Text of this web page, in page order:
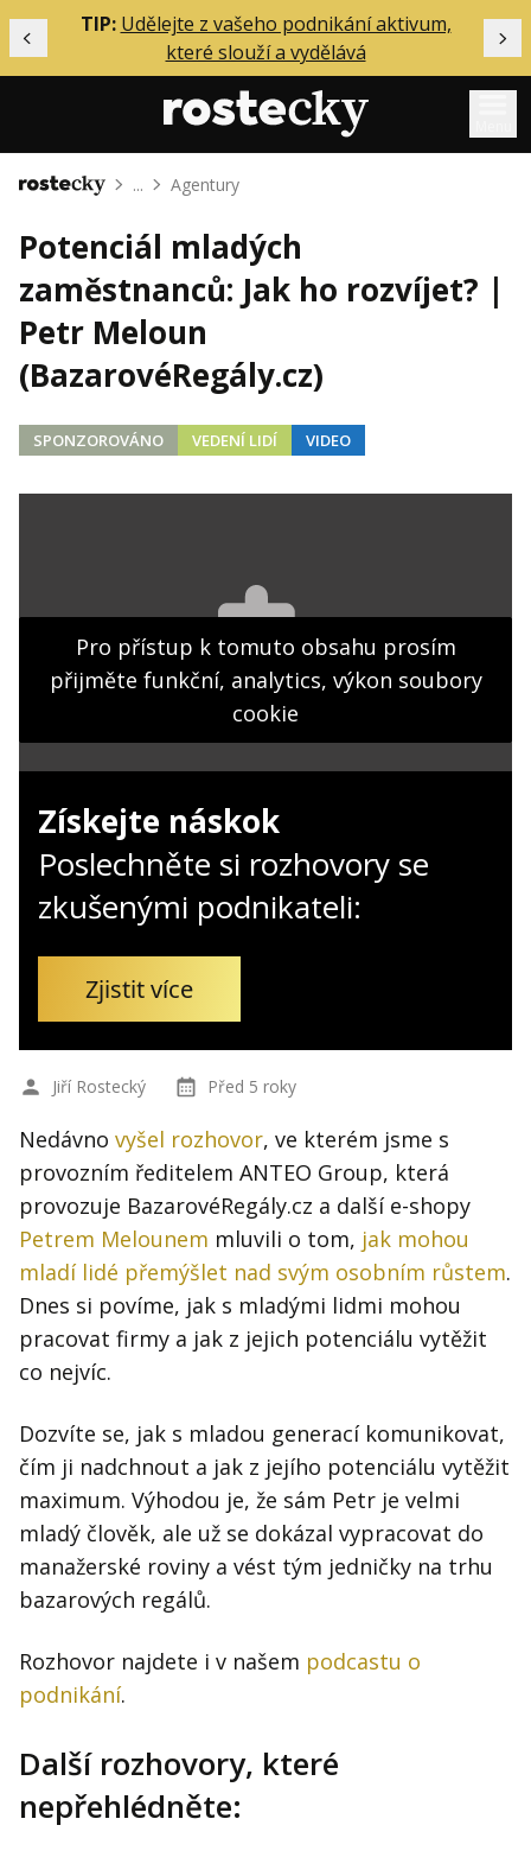
Předchozí
TIP: Udělejte z vašeho podnikání aktivum,
které slouží a vydělává
Mentoring
Podcasty
Solo
Akce
Inzerce
Přihlášení
Hledaná fráze Hledat
Domů ... Agentury
Potenciál mladých
zaměstnanců: Jak ho rozvíjet? |
Petr Meloun
(BazarovéRegály.cz)
SPONZOROVÁNO VEDENÍ LIDÍ VIDEO
Pro přístup k tomuto obsahu prosím
přijměte funkční, analytics, výkon soubory
cookie
Získejte náskok
Poslechněte si rozhovory se
zkušenými podnikateli:
Zjistit více
Jiří Rostecký Před 5 roky
Nedávno vyšel rozhovor, ve kterém jsme s
provozním ředitelem ANTEO Group, která
provozuje BazarovéRegály.cz a další e-shopy
Petrem Melounem mluvili o tom, jak mohou
mladí lidé přemýšlet nad svým osobním růstem.
Dnes si povíme, jak s mladými lidmi mohou
pracovat firmy a jak z jejich potenciálu vytěžit
co nejvíc.
Dozvíte se, jak s mladou generací komunikovat,
čím ji nadchnout a jak z jejího potenciálu vytěžit
maximum. Výhodou je, že sám Petr je velmi
mladý člověk, ale už se dokázal vypracovat do
manažerské roviny a vést tým jedničky na trhu
bazarových regálů.
Rozhovor najdete i v našem podcastu o
podnikání.
Další rozhovory, které
nepřehlédněte: